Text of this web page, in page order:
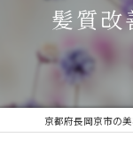
髪質改